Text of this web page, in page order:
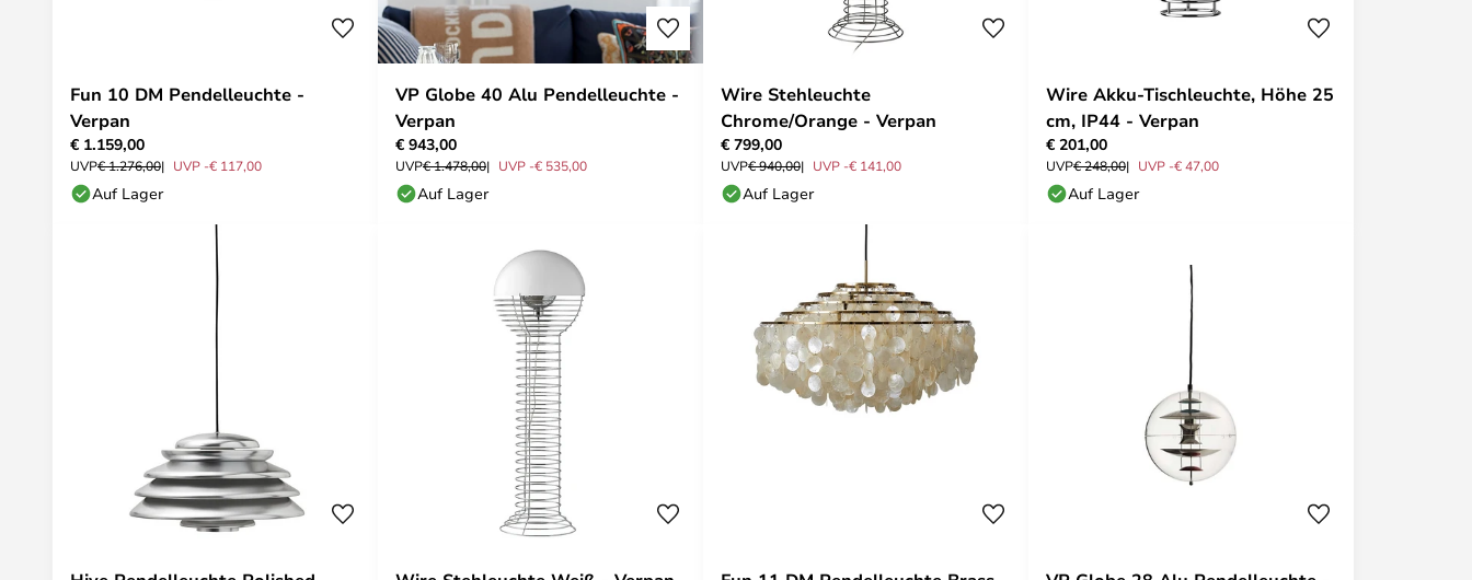
Fun 10 DM Pendelleuchte -
Verpan
€ 1.159,00
UVP€ 1.276,00 UVP -€ 117,00
Auf Lager
VP Globe 40 Alu Pendelleuchte -
Verpan
€ 943,00
UVP€ 1.478,00 UVP -€ 535,00
Auf Lager
Wire Stehleuchte
Chrome/Orange - Verpan
€ 799,00
UVP€ 940,00 UVP -€ 141,00
Auf Lager
Wire Akku-Tischleuchte, Höhe 25
cm, IP44 - Verpan
€ 201,00
UVP€ 248,00 UVP -€ 47,00
Auf Lager